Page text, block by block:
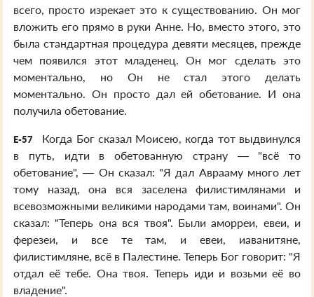
всего, просто изрекает это к существованию. Он мог
вложить его прямо в руки Анне. Но, вместо этого, это
была стандартная процедура девяти месяцев, прежде
чем появился этот младенец. Он мог сделать это
моментально, но Он не стал этого делать
моментально. Он просто дал ей обетование. И она
получила обетование.
E-57
Когда Бог сказал Моисею, когда тот выдвинулся
в путь, идти в обетованную страну — "всё то
обетование", — Он сказал: "Я дал Аврааму много лет
тому назад, она вся заселена филистимлянами и
всевозможными великими народами там, воинами". Он
сказал: "Теперь она вся твоя". Были аморреи, евеи, и
ферезеи, и все те там, и евеи, иаванитяне,
филистимляне, всё в Палестине. Теперь Бог говорит: "Я
отдал её тебе. Она твоя. Теперь иди и возьми её во
владение".